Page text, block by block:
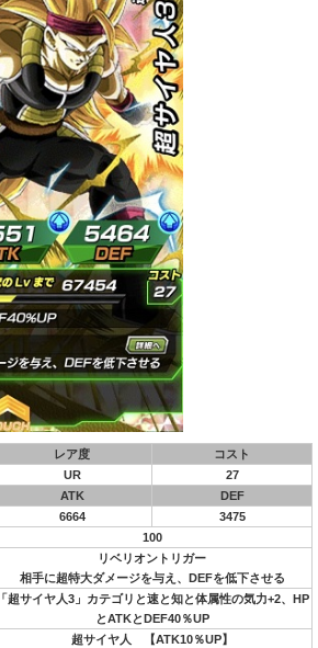
レア度
コスト
UR
27
ATK
DEF
6664
3475
100
リベリオントリガー
相手に超特大ダメージを与え、DEFを低下させる
「超サイヤ人3」カテゴリと速と知と体属性の気力+2、HP
とATKとDEF40％UP
超サイヤ人 【ATK10％UP】